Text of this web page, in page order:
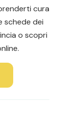
cura
schede dei
o scopri